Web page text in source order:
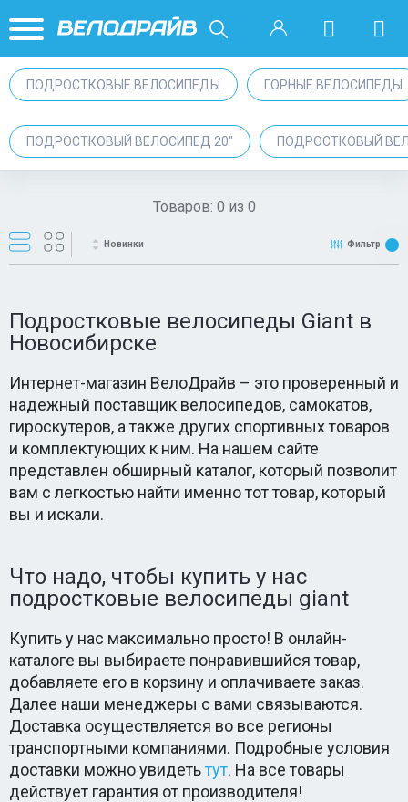
ПОДРОСТКОВЫЕ ВЕЛОСИПЕДЫ ГОРНЫЕ ВЕЛОСИПЕДЫ
ПОДРОСТКОВЫЙ ВЕЛОСИПЕД 20" ПОДРОСТКОВЫЙ
Товаров: 0 из 0
Новинки Фильтр
Подростковые велосипеды Giant в
Новосибирске
Интернет-магазин ВелоДрайв – это проверенный и
надежный поставщик велосипедов, самокатов,
гироскутеров, а также других спортивных товаров
и комплектующих к ним. На нашем сайте
представлен обширный каталог, который позволит
вам с легкостью найти именно тот товар, который
вы и искали.
Что надо, чтобы купить у нас
подростковые велосипеды giant
Купить у нас максимально просто! В онлайн-
каталоге вы выбираете понравившийся товар,
добавляете его в корзину и оплачиваете заказ.
Далее наши менеджеры с вами связываются.
Доставка осуществляется во все регионы
транспортными компаниями. Подробные условия
доставки можно увидетьтут. На все товары
действует гарантия от производителя!